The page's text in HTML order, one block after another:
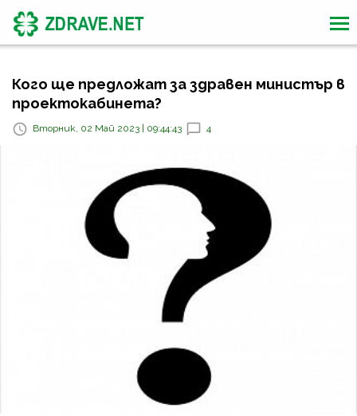
Кого ще предложат за здравен министър в
проектокабинета?
Вторник, 02 Май 2023 | 09:44:43 4